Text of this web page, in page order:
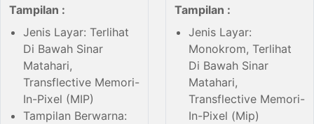
Tampilan :
Jenis Layar: Terlihat
Di Bawah Sinar
Matahari,
Transflective Memori-
In-Pixel (MIP)
Tampilan Berwarna:
Tampilan :
Jenis Layar:
Monokrom, Terlihat
Di Bawah Sinar
Matahari,
Transflective Memori-
In-Pixel (Mip)